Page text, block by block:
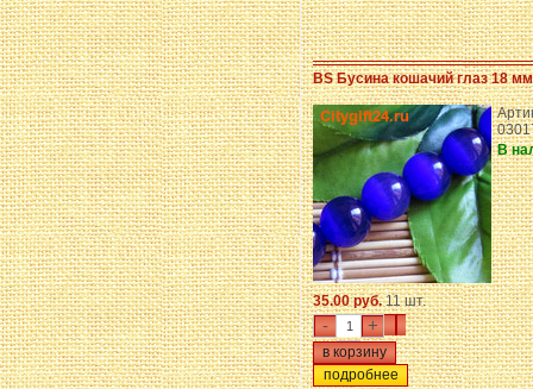
BS Бусина кошачий глаз 18 мм
В
35.00 руб.11 шт.
- +
подробнее